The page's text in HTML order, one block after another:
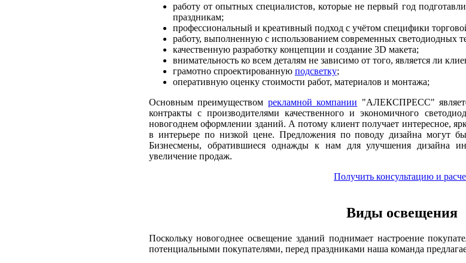
работу от опытных специалистов, которые не первый год
праздникам;
профессиональный и креативный подход с учётом специфики
работу, выполненную с использованием современных светодиодных
качественную разработку концепции и создание 3D макета;
внимательность ко всем деталям не зависимо от того, является ли
грамотно спроектированную подсветку;
оперативную оценку стоимости работ, материалов и монтажа;
Основным преимуществом рекламной компании "АЛЕКСПРЕСС"
контракты с производителями качественного и экономичного
новогоднем оформлении зданий. А потому клиент получает интересное,
в интерьере по низкой цене. Предложения по поводу дизайна могут
Бизнесмены, обратившиеся однажды к нам для улучшения дизайна
увеличение продаж.
Получить консультацию и
Виды освещения
Поскольку новогоднее освещение зданий поднимает настроение
потенциальными покупателями, перед праздниками наша команда